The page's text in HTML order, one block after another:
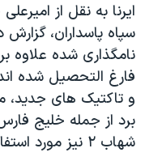
آرشیو پخش زنده
مجموعه مستندهای
تریبونال مردمی آبان ۹۸
دادگاه حمید نوری
چهل سال گروگان‌گیری
قانون شفافیت دارائی
اعتراضات مردمی آبان ۹۸
ايرنا به نقل از
نامگذاری شده علاوه
فارغ التحصيل شده
و تاکتيک های جديد،
برد از جمله خليج
شهاب ۲ نيز مورد استفاده و آزمايش قرار خواهدگرفت.